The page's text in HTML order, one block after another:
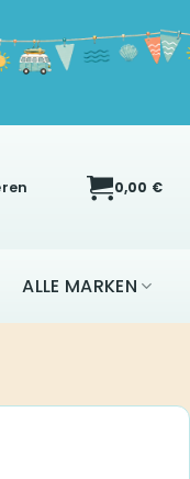
0,00 €
ALLE MARKEN